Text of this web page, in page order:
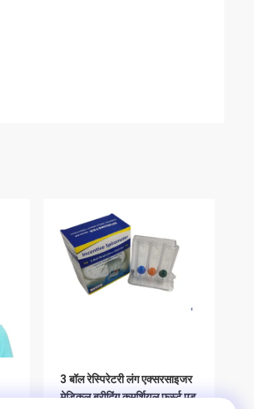
3 बॉल रेस्पिरेटरी लंग एक्सरसाइजर
मेडिकल ब्रीदिंग कमर्शियल फर्स्ट एड